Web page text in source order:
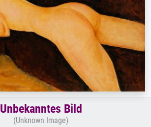
Unbekanntes Bild
(Unknown Image)